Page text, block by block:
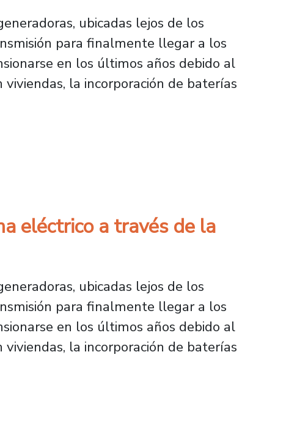
ubicadas lejos de los
para finalmente llegar a los
en los últimos años debido al
la incorporación de baterías
a través de la autonomía y generación local
eléctrico a través de la
ubicadas lejos de los
para finalmente llegar a los
en los últimos años debido al
la incorporación de baterías
a través de la autonomía y generación local